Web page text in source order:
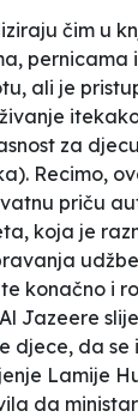
čim u
pernicama
ali je
za djecu
). Recimo,
priču
, koja je
konačno i
Jazeere
djece, da
Lamije
da